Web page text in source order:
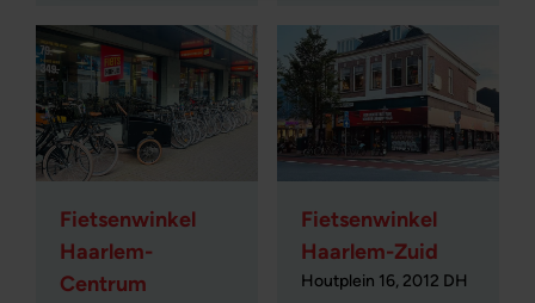
Fietsenwinkel
Haarlem-
Centrum
Fietsenwinkel
Haarlem-Zuid
Houtplein 16, 2012 DH